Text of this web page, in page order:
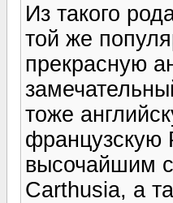
Из такого
той же
прекрасную
тоже
французскую
высочайшим
Carthusia, а